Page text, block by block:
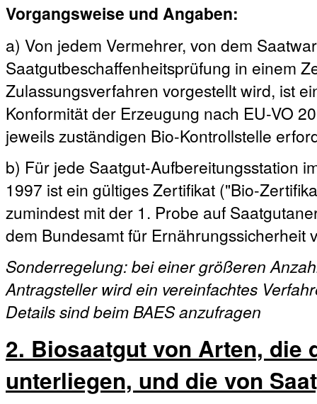
Vorgangsweise und Angaben:
a) Von jedem Vermehrer, von dem
Saatgutbeschaffenheitsprüfung in einem
Zulassungsverfahren vorgestellt wird, ist
Konformität der Erzeugung nach EU-VO
jeweils zuständigen Bio-Kontrollstelle
b) Für jede Saatgut-Aufbereitungsstation
1997 ist ein gültiges Zertifikat ("Bio-
zumindest mit der 1. Probe auf
dem Bundesamt für Ernährungssicherheit
Sonderregelung: bei einer größeren
Antragsteller wird ein vereinfachtes
Details sind beim BAES anzufragen
2. Biosaatgut von Arten, die
unterliegen, und die von